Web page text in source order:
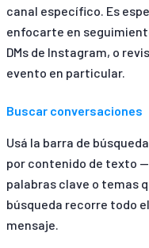
canal específico. Es
enfocarte en
DMs de Instagram, o
evento en particular.
Buscar conversaciones
Usá la barra de
por contenido de texto
palabras clave o temas
búsqueda recorre todo
mensaje.